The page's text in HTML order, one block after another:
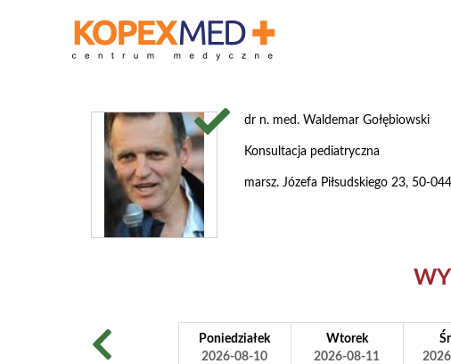
dr n. med. Waldemar Gołębiowski
Konsultacja pediatryczna
marsz. Józefa Piłsudskiego 23, 50-
Poniedziałek
2026-08-10
Wtorek
2026-08-11